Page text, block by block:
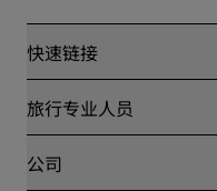
快速链接
丽赏会
Blog
目的地
旅行专业人员
合作伙伴
公司